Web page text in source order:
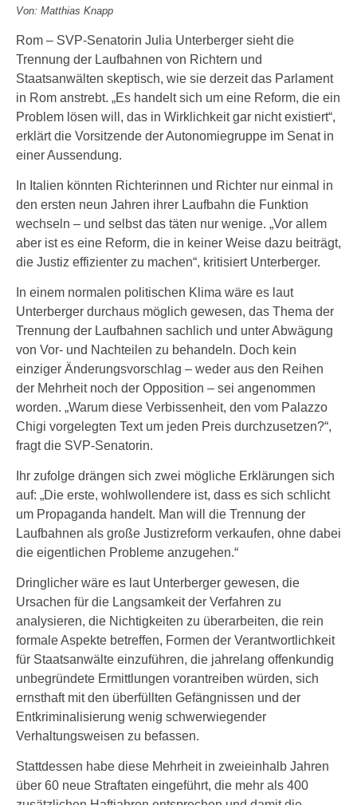
Von: Matthias Knapp
Rom – SVP-Senatorin Julia Unterberger sieht die
Trennung der Laufbahnen von Richtern und
Staatsanwälten skeptisch, wie sie derzeit das Parlament
in Rom anstrebt. „Es handelt sich um eine Reform, die ein
Problem lösen will, das in Wirklichkeit gar nicht existiert“,
erklärt die Vorsitzende der Autonomiegruppe im Senat in
einer Aussendung.
In Italien könnten Richterinnen und Richter nur einmal in
den ersten neun Jahren ihrer Laufbahn die Funktion
wechseln – und selbst das täten nur wenige. „Vor allem
aber ist es eine Reform, die in keiner Weise dazu beiträgt,
die Justiz effizienter zu machen“, kritisiert Unterberger.
In einem normalen politischen Klima wäre es laut
Unterberger durchaus möglich gewesen, das Thema der
Trennung der Laufbahnen sachlich und unter Abwägung
von Vor- und Nachteilen zu behandeln. Doch kein
einziger Änderungsvorschlag – weder aus den Reihen
der Mehrheit noch der Opposition – sei angenommen
worden. „Warum diese Verbissenheit, den vom Palazzo
Chigi vorgelegten Text um jeden Preis durchzusetzen?“,
fragt die SVP-Senatorin.
Ihr zufolge drängen sich zwei mögliche Erklärungen sich
auf: „Die erste, wohlwollendere ist, dass es sich schlicht
um Propaganda handelt. Man will die Trennung der
Laufbahnen als große Justizreform verkaufen, ohne dabei
die eigentlichen Probleme anzugehen.“
Dringlicher wäre es laut Unterberger gewesen, die
Ursachen für die Langsamkeit der Verfahren zu
analysieren, die Nichtigkeiten zu überarbeiten, die rein
formale Aspekte betreffen, Formen der Verantwortlichkeit
für Staatsanwälte einzuführen, die jahrelang offenkundig
unbegründete Ermittlungen vorantreiben würden, sich
ernsthaft mit den überfüllten Gefängnissen und der
Entkriminalisierung wenig schwerwiegender
Verhaltungsweisen zu befassen.
Stattdessen habe diese Mehrheit in zweieinhalb Jahren
über 60 neue Straftaten eingeführt, die mehr als 400